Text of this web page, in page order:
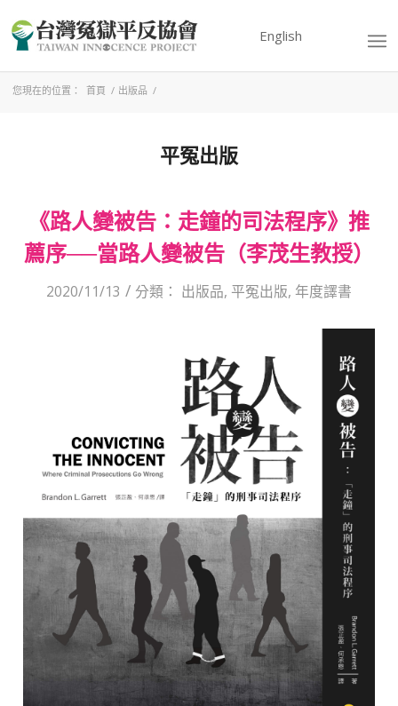
English
您現在的位置： 首頁 / 出版品 /
平冤出版
《路人變被告：走鐘的司法程序》推
薦序──當路人變被告（李茂生教授）
2020/11/13 / 分類： 出版品, 平冤出版, 年度譯書